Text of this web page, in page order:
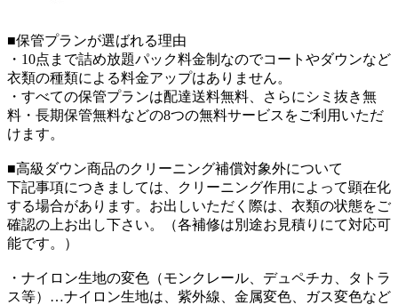
■保管プランが選ばれる理由
・10点まで詰め放題パック料金制なのでコートやダウンなど
衣類の種類による料金アップはありません。
・すべての保管プランは配達送料無料、さらにシミ抜き無
料・長期保管無料などの8つの無料サービスをご利用いただ
けます。
■高級ダウン商品のクリーニング補償対象外について
下記事項につきましては、クリーニング作用によって顕在化
する場合があります。お出しいただく際は、衣類の状態をご
確認の上お出し下さい。（各補修は別途お見積りにて対応可
能です。）
・ナイロン生地の変色（モンクレール、デュペチカ、タトラ
ス等）…ナイロン生地は、紫外線、金属変色、ガス変色など